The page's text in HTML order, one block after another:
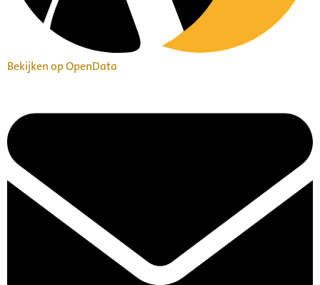
Bekijken op OpenData